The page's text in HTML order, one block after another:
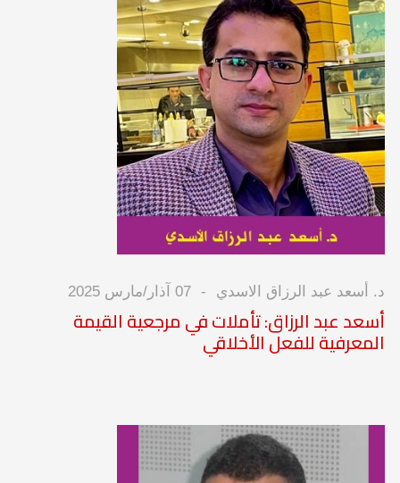
د. أسعد عبد الرزاق الاسدي 07 آذار/مارس 2025
أسعد عبد الرزاق: تأملات في مرجعية القيمة
المعرفية للفعل الأخلاقي